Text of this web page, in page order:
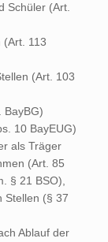
Schüler (Art.
(Art. 113
(Art. 103
BayBG)
10 BayEUG)
als Träger
(Art. 85
§ 21 BSO),
Stellen (§ 37
Ablauf der